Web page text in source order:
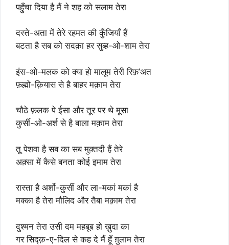
पहुँचा दिया है मैं ने शह को सलाम तेरा
दस्ते-अता में तेरे रहमत की कुँजियाँ हैं
बटता है सब को सदक़ा हर सुब्ह-ओ-शाम तेरा
इंस-ओ-मलक को क्या हो मालूम तेरी रिफ़’अत
फ़ह्मो-क़ियास से है बाहर मक़ाम तेरा
चौठे फ़लक पे ईसा और तूर पर थे मूसा
कुर्सी-ओ-अर्श से है बाला मक़ाम तेरा
तू पेशवा है सब का सब मुक़्तदी हैं तेरे
अक़्सा में कैसे बनता कोई इमाम तेरा
रास्ता है अर्शो-कुर्सी और ला-मकां मकां है
मक्का है तेरा मौलिद और तैबा मक़ाम तेरा
दुश्मन तेरा उसी दम महबूब हो ख़ुदा का
गर सिद्क़-ए-दिल से कह दे मैं हूँ ग़ुलाम तेरा